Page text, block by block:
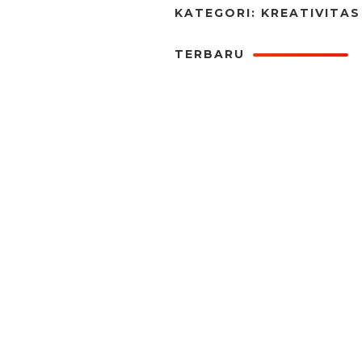
KATEGORI: KREATIVITAS
TERBARU